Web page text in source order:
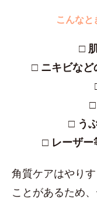
こんな
□
□ ニキビなど
□ う
□ レーザー
角質ケアはやり
ことがあるため